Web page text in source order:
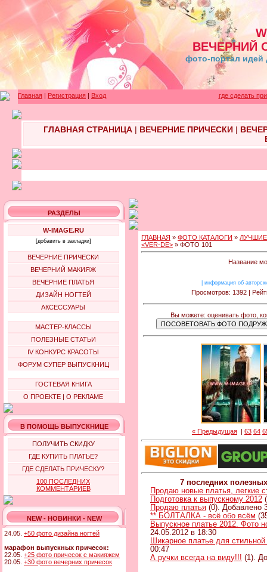
ВЕЧЕРНИЙ
фото-портал идей
Главная | Регистрация | Вход где сделать
ГЛАВНАЯ СТРАНИЦА| ВЕЧЕРНИЕ ПРИЧЕСКИ|
РАЗДЕЛЫ
W-IMAGE.RU
[добавить в закладки]
ВЕЧЕРНИЕ ПРИЧЕСКИ
ВЕЧЕРНИЙ МАКИЯЖ
ВЕЧЕРНИЕ ПЛАТЬЯ
ДИЗАЙН НОГТЕЙ
АКСЕССУАРЫ
МАСТЕР-КЛАССЫ
ПОЛЕЗНЫЕ СТАТЬИ
IV КОНКУРС КРАСОТЫ
ФОРУМ СУПЕР ВЫПУСКНИЦ
ГОСТЕВАЯ КНИГА
О ПРОЕКТЕ | О РЕКЛАМЕ
В ПОМОЩЬ ВЫПУСКНИЦЕ
ПОЛУЧИТЬ СКИДКУ
ГДЕ КУПИТЬ ПЛАТЬЕ?
ГДЕ СДЕЛАТЬ ПРИЧЕСКУ?
100 ПОСЛЕДНИХ
КОММЕНТАРИЕВ
NEW - НОВИНКИ - NEW
24.05. +50 фото дизайна ногтей
марафон выпускных причесок:
22.05. +25 фото причесок с макияжем
20.05. +30 фото вечерних причесок
ГЛАВНАЯ » ФОТО КАТАЛОГИ »
<VER-DE> » ФОТО 101
Название
информация об
Просмотров: 1392 |
Вы можете: оценивать фото,
« Предыдущая | 63 64
7 последних
Продаю новые платья, легкие
Подготовка к выпускному 2012
Продаю платья (0). Добавлено
** БОЛТАЛКА - всё обо всём
Выпускное платье 2012. Фото
24.05.2012 в 18:30
Шикарное платье для
00:47
А ручки всегда на виду!!! (1).